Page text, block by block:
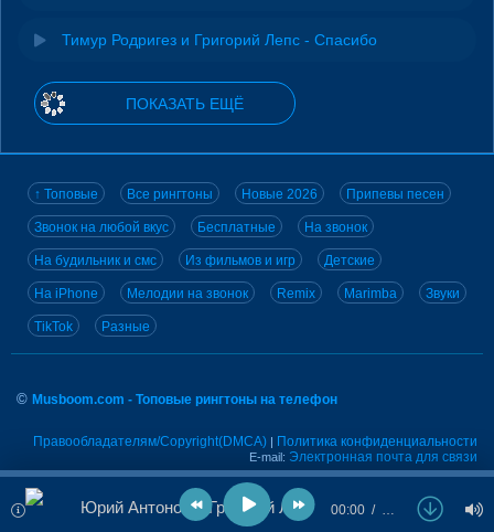
Тимур Родригез и Григорий Лепс - Спасибо
ПОКАЗАТЬ ЕЩЁ
↑ Топовые Все рингтоны Новые 2026 Припевы песен
Звонок на любой вкус Бесплатные На звонок
На будильник и смс Из фильмов и игр Детские
На iPhone Мелодии на звонок Remix Marimba Звуки
TikTok Разные
© Musboom.com - Топовые рингтоны на телефон
Правообладателям/Copyright(DMCA) | Политика конфиденциальности
E-mail: Электронная почта для связи
Юрий Антонов и Григорий Лепс - Любимая 00:00 …